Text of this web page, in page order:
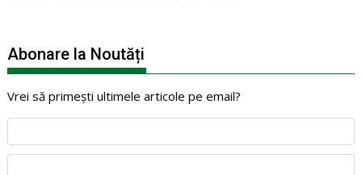
Abonare la Noutăți
Vrei să primești ultimele articole pe email?